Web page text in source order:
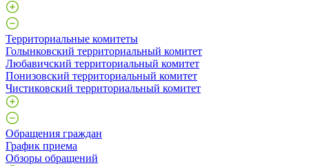
Территориальные комитеты
Голынковский территориальный комитет
Любавичский территориальный комитет
Понизовский территориальный комитет
Чистиковский территориальный комитет
Обращения граждан
График приема
Обзоры обращений